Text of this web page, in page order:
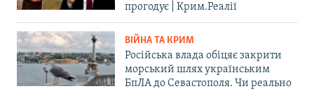
прогодує | Крим.Реалії
ВІЙНА ТА КРИМ
Російська влада обіцяє закрити
морський шлях українським
БпЛА до Севастополя. Чи реально